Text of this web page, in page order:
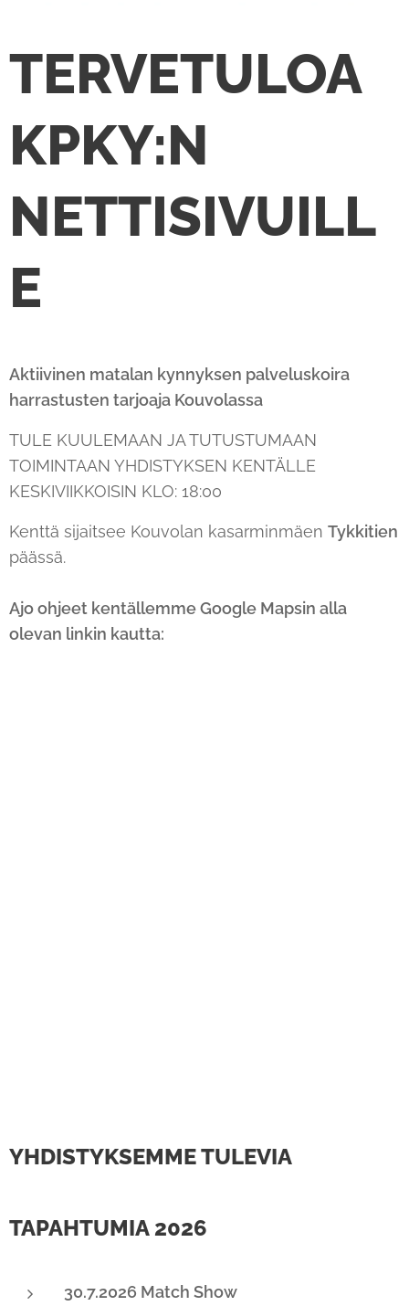
TERVETULOA
KPKY:N
NETTISIVUILL
E
Aktiivinen matalan kynnyksen palveluskoira
harrastusten tarjoaja Kouvolassa
TULE KUULEMAAN JA TUTUSTUMAAN
TOIMINTAAN YHDISTYKSEN KENTÄLLE
KESKIVIIKKOISIN KLO: 18:00 🐕‍🦺
Kenttä sijaitsee Kouvolan kasarminmäen Tykkitien
päässä.
Ajo ohjeet kentällemme Google Mapsin alla
olevan linkin kautta:
YHDISTYKSEMME TULEVIA
TAPAHTUMIA 2026
30.7.2026 Match Show